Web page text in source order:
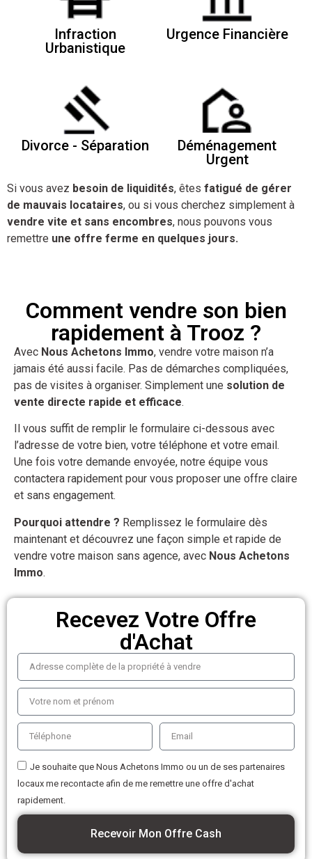
Infraction
Urbanistique
Urgence Financière
Divorce - Séparation
Déménagement
Urgent
Si vous avez besoin de liquidités, êtes fatigué de gérer
de mauvais locataires, ou si vous cherchez simplement à
vendre vite et sans encombres, nous pouvons vous
remettre une offre ferme en quelques jours.
Comment vendre son bien
rapidement à Trooz ?
Avec Nous Achetons Immo, vendre votre maison n’a
jamais été aussi facile. Pas de démarches compliquées,
pas de visites à organiser. Simplement une solution de
vente directe rapide et efficace.
Il vous suffit de remplir le formulaire ci-dessous avec
l’adresse de votre bien, votre téléphone et votre email.
Une fois votre demande envoyée, notre équipe vous
contactera rapidement pour vous proposer une offre claire
et sans engagement.
Pourquoi attendre ? Remplissez le formulaire dès
maintenant et découvrez une façon simple et rapide de
vendre votre maison sans agence, avec Nous Achetons
Immo.
Recevez Votre Offre
d'Achat
Je souhaite que Nous Achetons Immo ou un de ses partenaires
locaux me recontacte afin de me remettre une offre d'achat
rapidement.
Recevoir Mon Offre Cash